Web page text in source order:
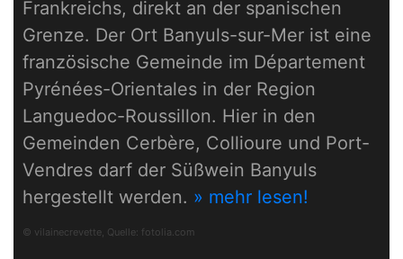
Frankreichs, direkt an der spanischen
Grenze. Der Ort Banyuls-sur-Mer ist eine
französische Gemeinde im Département
Pyrénées-Orientales in der Region
Languedoc-Roussillon. Hier in den
Gemeinden Cerbère, Collioure und Port-
Vendres darf der Süßwein Banyuls
hergestellt werden. » mehr lesen!
© vilainecrevette, Quelle: fotolia.com